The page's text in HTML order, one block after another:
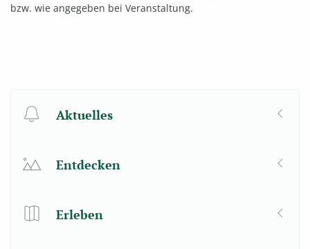
bzw. wie angegeben bei Veranstaltung.
Aktuelles
Entdecken
Erleben